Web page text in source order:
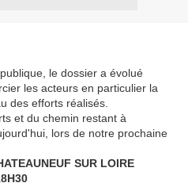
le dossier a évolué
les acteurs en particulier la
des efforts réalisés.
et du chemin restant à
lors de notre prochaine
SUR LOIRE